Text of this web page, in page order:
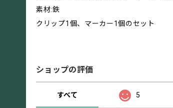
素材:鉄
クリップ1個、マーカー1個のセット
ショップの評価
すべて 5